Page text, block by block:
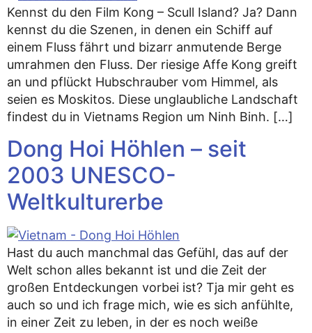
Kennst du den Film Kong – Scull Island? Ja? Dann
kennst du die Szenen, in denen ein Schiff auf
einem Fluss fährt und bizarr anmutende Berge
umrahmen den Fluss. Der riesige Affe Kong greift
an und pflückt Hubschrauber vom Himmel, als
seien es Moskitos. Diese unglaubliche Landschaft
findest du in Vietnams Region um Ninh Binh. […]
Dong Hoi Höhlen – seit
2003 UNESCO-
Weltkulturerbe
Hast du auch manchmal das Gefühl, das auf der
Welt schon alles bekannt ist und die Zeit der
großen Entdeckungen vorbei ist? Tja mir geht es
auch so und ich frage mich, wie es sich anfühlte,
in einer Zeit zu leben, in der es noch weiße